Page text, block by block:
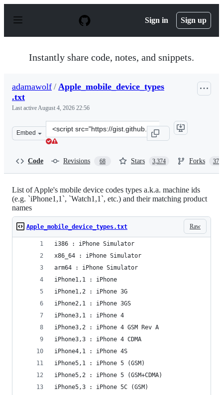
p
Sign in Sign up
Instantly share code, notes, and snippets.
adamawolf / Apple_mobile_device_types
.txt
Last activeAugust 4, 2026 22:56
Embed
Clone
this
Code Revisions 68 Stars 3,374 Forks 376
List of Apple's mobile device codes types a.k.a. machine ids
(e.g. `iPhone1,1`, `Watch1,1`, etc.) and their matching product
names
Raw
Apple_mobile_device_types.txt
i386 : iPhone Simulator
x86_64 : iPhone Simulator
arm64 : iPhone Simulator
iPhone1,1 : iPhone
iPhone1,2 : iPhone 3G
iPhone2,1 : iPhone 3GS
iPhone3,1 : iPhone 4
iPhone3,2 : iPhone 4 GSM Rev A
iPhone3,3 : iPhone 4 CDMA
iPhone4,1 : iPhone 4S
iPhone5,1 : iPhone 5 (GSM)
iPhone5,2 : iPhone 5 (GSM+CDMA)
iPhone5,3 : iPhone 5C (GSM)